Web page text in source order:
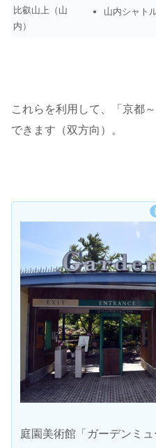
比叡山上（山
内）
山内シャト
これらを利用して、「京都
できます（双方向）。
庭園美術館「ガーデンミ